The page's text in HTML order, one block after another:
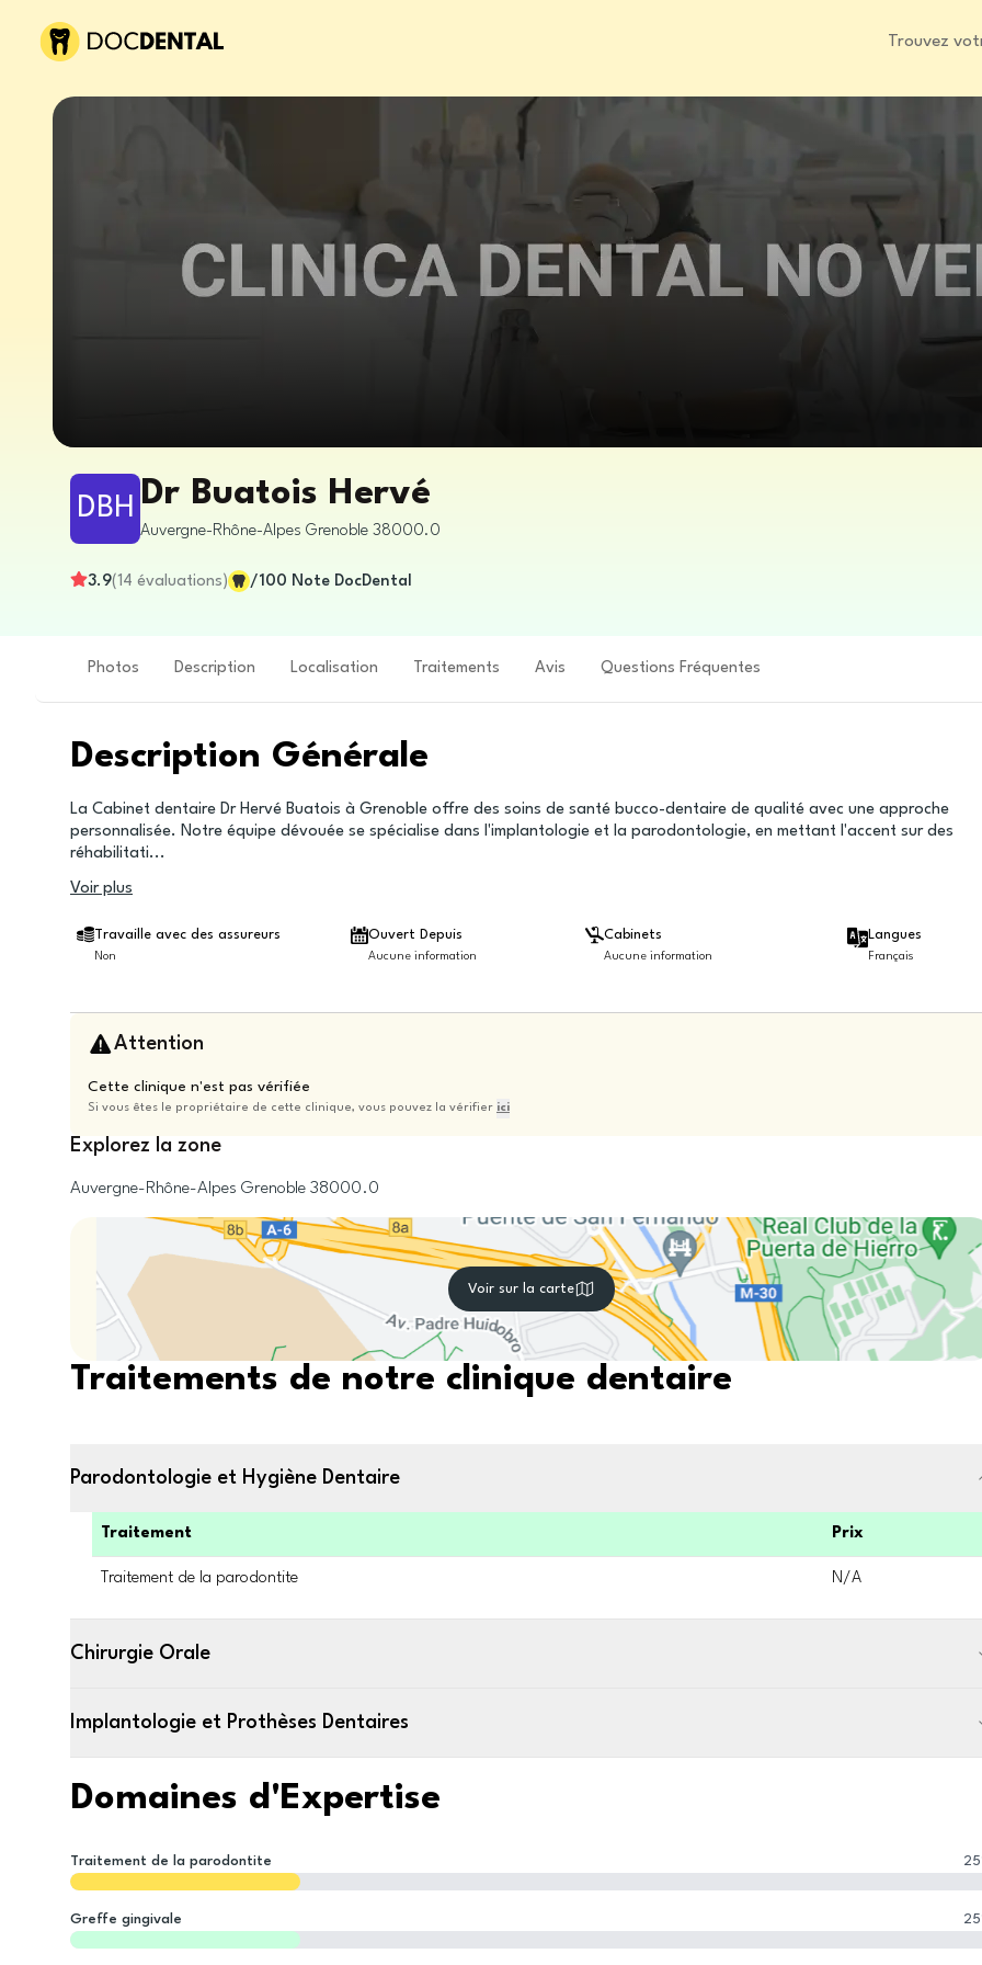
Trouvez
DBH Dr Buatois Hervé
Auvergne-Rhône-Alpes Grenoble 38000.0
3.9(14 évaluations) /100 Note DocDental
Photos Description Localisation Traitements Avis Questions Fréquentes
Description Générale
La Cabinet dentaire Dr Hervé Buatois à Grenoble offre des soins de santé bucco-dentaire de qualité avec une approche
personnalisée. Notre équipe dévouée se spécialise dans l'implantologie et la parodontologie, en mettant l'accent sur des
réhabilitati...
Voir plus
Travaille avec des assureurs
Non
Ouvert Depuis
Aucune information
Cabinets
Aucune information
Langues
Français
Attention
Cette clinique n'est pas vérifiée
Si vous êtes le propriétaire de cette clinique, vous pouvez la vérifier ici
Explorez la zone
Auvergne-Rhône-Alpes Grenoble 38000.0
Voir sur la carte
Traitements de notre clinique dentaire
Parodontologie et Hygiène Dentaire
Traitement Prix
Traitement de la parodontite N/A
Chirurgie Orale
Implantologie et Prothèses Dentaires
Domaines d'Expertise
Traitement de la parodontite 25
Greffe gingivale 25